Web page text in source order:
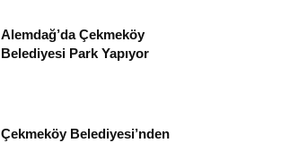
Alemdağ’da Çekmeköy
Belediyesi Park Yapıyor
Çekmeköy Belediyesi’nden